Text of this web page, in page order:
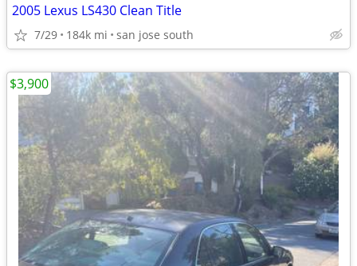
2005 Lexus LS430 Clean Title
7/29 184k mi san jose south
$3,900